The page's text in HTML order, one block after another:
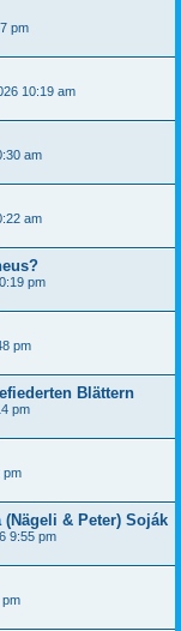
pm
10:19 am
am
am
pm
pm
Blättern
pm
pm
& Peter) Soják
9:55 pm
pm